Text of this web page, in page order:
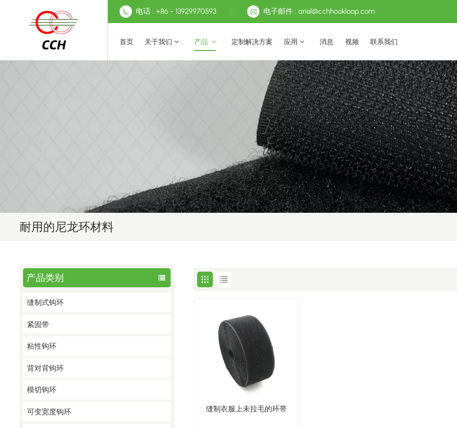
电话 : +86 - 13929970593 电子邮件 : ariel@cchhookloop.com
首页 关于我们 产品 定制解决方案 应用 消息 视频 联系我们
耐用的尼龙环材料
产品类别
缝制式钩环
紧固带
粘性钩环
背对背钩环
模切钩环
可变宽度钩环 缝制衣服上未拉毛的环带